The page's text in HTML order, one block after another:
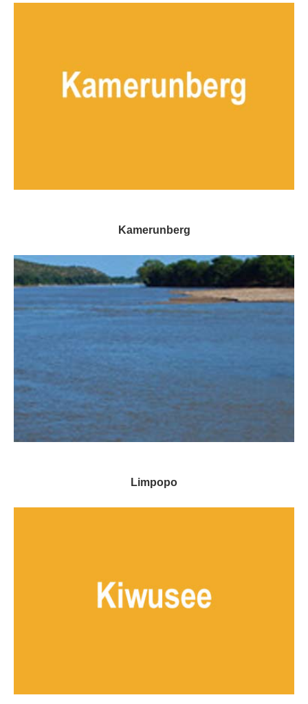
Kamerunberg
Limpopo